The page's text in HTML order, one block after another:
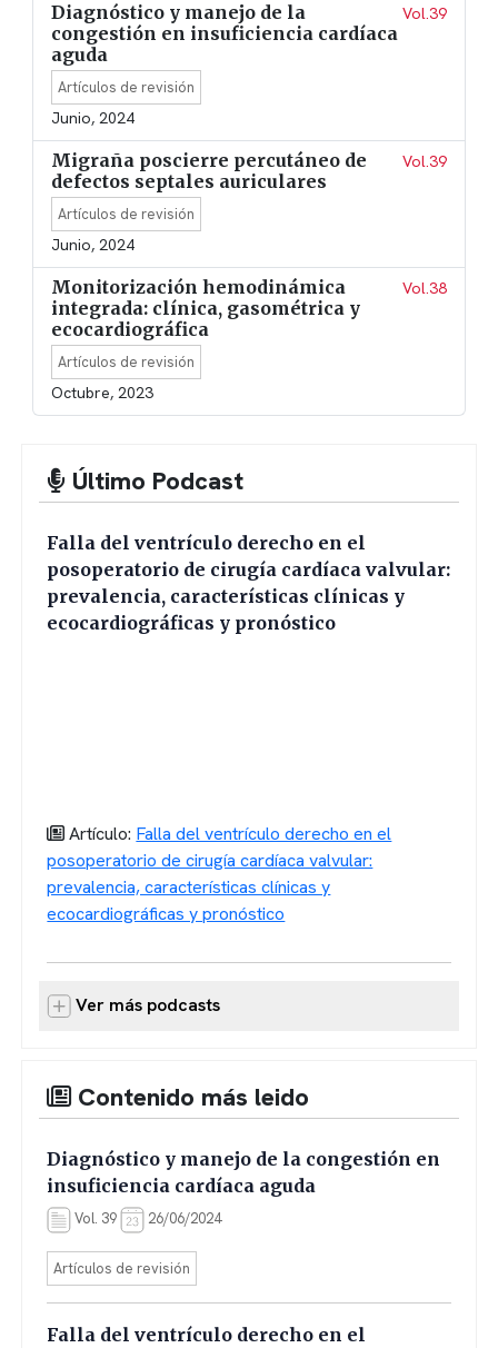
Diagnóstico y manejo de la
congestión en insuficiencia cardíaca
aguda
Vol.39
Artículos de revisión
Junio, 2024
Migraña poscierre percutáneo de
defectos septales auriculares
Vol.39
Artículos de revisión
Junio, 2024
Monitorización hemodinámica
integrada: clínica, gasométrica y
ecocardiográfica
Vol.38
Artículos de revisión
Octubre, 2023
Último Podcast
Falla del ventrículo derecho en el
posoperatorio de cirugía cardíaca valvular:
prevalencia, características clínicas y
ecocardiográficas y pronóstico
Artículo: Falla del ventrículo derecho en el
posoperatorio de cirugía cardíaca valvular:
prevalencia, características clínicas y
ecocardiográficas y pronóstico
Ver más podcasts
Contenido más leido
Diagnóstico y manejo de la congestión en
insuficiencia cardíaca aguda
Vol. 39 26/06/2024
Artículos de revisión
Falla del ventrículo derecho en el